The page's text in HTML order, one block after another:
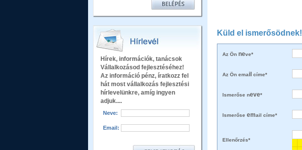
Hírek, információk, tanácsok
Vállalkozásod fejlesztéséhez!
Az információ pénz, íratkozz fel
hát most vállalkozás fejlesztési
hírlevelünkre, amíg ingyen
adjuk....
Neve:
Email:
Küld el ismerősödnek!
Az Ön neve*
Az Ön email címe*
Ismerőse neve*
Ismerőse email címe*
Ellenőrzés*